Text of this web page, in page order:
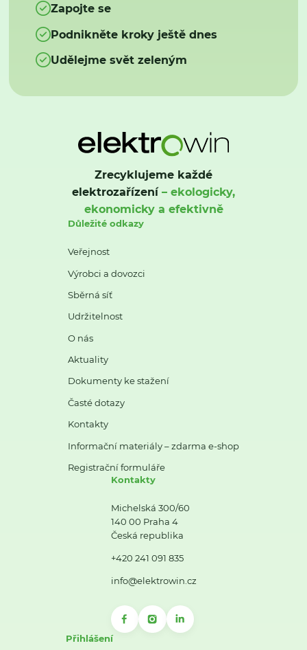
Zapojte se
Podnikněte kroky ještě dnes
Udělejme svět zeleným
Zrecyklujeme každé
elektrozařízení– ekologicky,
ekonomicky a efektivně
Důležité odkazy
Veřejnost
Výrobci a dovozci
Sběrná síť
Udržitelnost
O nás
Aktuality
Dokumenty ke stažení
Časté dotazy
Kontakty
Informační materiály – zdarma e-shop
Registrační formuláře
Kontakty
Michelská 300/60
140 00 Praha 4
Česká republika
+420 241 091 835
info@elektrowin.cz
Přihlášení